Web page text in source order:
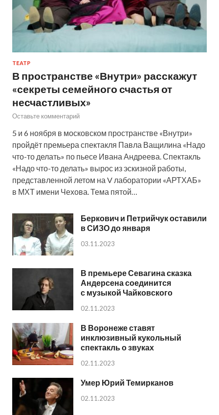
ТЕАТР
В пространстве «Внутри» расскажут
«секреты семейного счастья от
несчастливых»
Оставьте комментарий
5 и 6 ноября в московском пространстве «Внутри»
пройдёт премьера спектакля Павла Ващилина «Надо
что-то делать» по пьесе Ивана Андреева. Спектакль
«Надо что-то делать» вырос из эскизной работы,
представленной летом на V лаборатории «АРТХАБ»
в МХТ имени Чехова. Тема пятой…
Беркович и Петрийчук оставили
в СИЗО до января
03.11.2023
В премьере Севагина сказка
Андерсена соединится
с музыкой Чайковского
02.11.2023
В Воронеже ставят
инклюзивный кукольный
спектакль о звуках
02.11.2023
Умер Юрий Темирканов
02.11.2023